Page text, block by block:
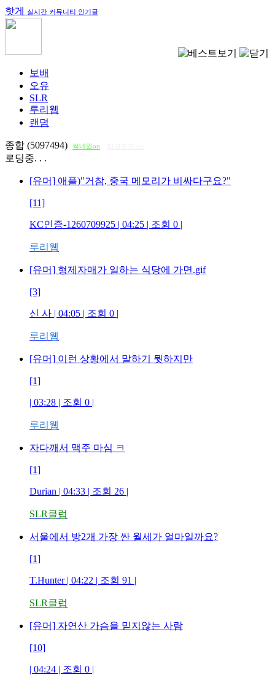
핫게 실시간 커뮤니티 인기글
보배
오유
SLR
루리웹
랜덤
종합 (5097494) 썸네일on
로딩중. . .
[유머] 애플)"거참, 중국 메모리가 비싸다구요?"
[11]
KC인증-1260709925 | 04:25 | 조회 0 |
루리웹
[유머] 형제자매가 일하는 식당에 가면.gif
[3]
신 사 | 04:05 | 조회 0 |
루리웹
[유머] 이런 상황에서 말하기 뭣하지만
[1]
| 03:28 | 조회 0 |
루리웹
자다깨서 맥주 마심 ㅋ
[1]
Durian | 04:33 | 조회 26 |
SLR클럽
서울에서 방2개 가장 싼 월세가 얼마일까요?
[1]
T.Hunter | 04:22 | 조회 91 |
SLR클럽
[유머] 자연산 가슴을 믿지않는 사람
[10]
| 04:24 | 조회 0 |